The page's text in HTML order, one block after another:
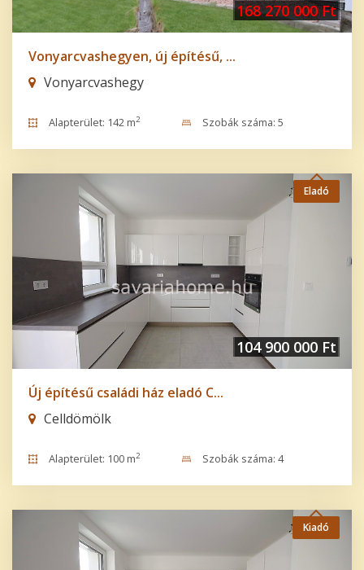
168 270 000 Ft
Vonyarcvashegyen, új építésű, ...
Vonyarcvashegy
Alapterület: 142 m2 Szobák száma: 5
Eladó
104 900 000 Ft
Új építésű családi ház eladó C...
Celldömölk
Alapterület: 100 m2 Szobák száma: 4
Kiadó